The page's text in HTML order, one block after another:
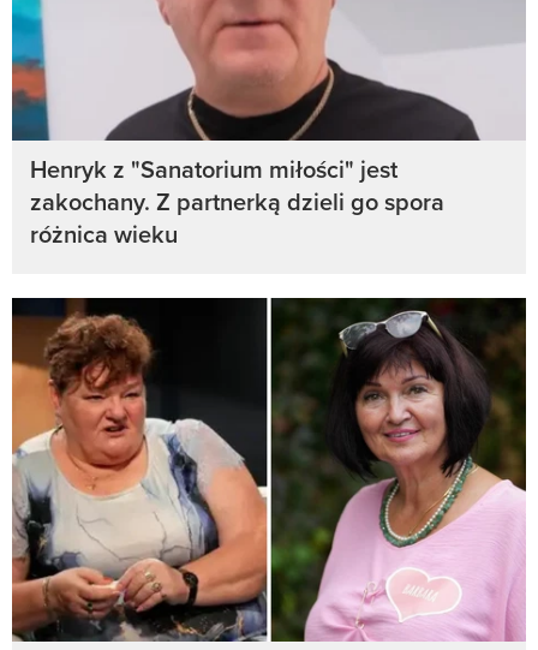
Henryk z "Sanatorium miłości" jest
zakochany. Z partnerką dzieli go spora
różnica wieku